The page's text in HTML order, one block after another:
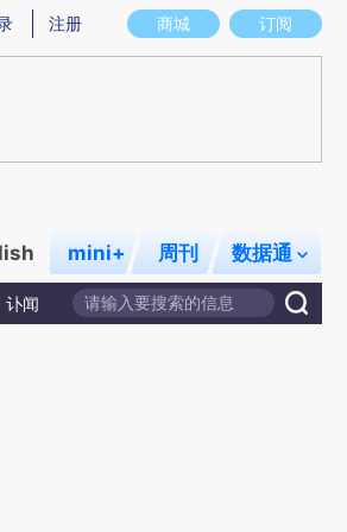
存在偏差。不代表财新观点和立场。推荐点击链接
商城 订阅
注册
mini+ 周刊 数据通
讣闻